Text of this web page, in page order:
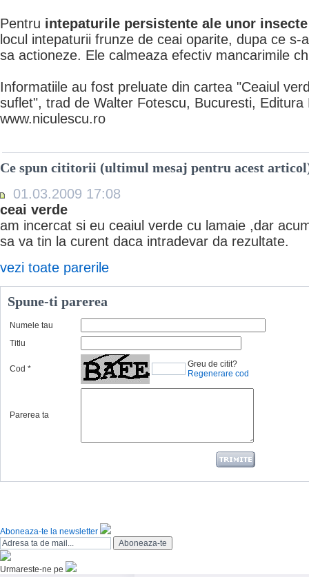
Pentru intepaturile persistente ale unor
locul intepaturii frunze de ceai oparite, dupa ce s-
sa actioneze. Ele calmeaza efectiv mancarimile
Informatiile au fost preluate din cartea "Ceaiul
suflet", trad de Walter Fotescu, Bucuresti, Editura
www.niculescu.ro
Ce spun cititorii (ultimul mesaj pentru acest
01.03.2009 17:08
ceai verde
am incercat si eu ceaiul verde cu lamaie ,dar
sa va tin la curent daca intradevar da rezultate.
vezi toate parerile
Spune-ti parerea
Numele tau
Titlu
Cod *
Greu de citit?
Regenerare cod
Parerea ta
Aboneaza-te la newsletter
Urmareste-ne pe